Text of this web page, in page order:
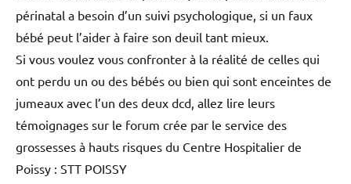
périnatal a besoin d’un suivi psychologique, si un faux
bébé peut l’aider à faire son deuil tant mieux.
Si vous voulez vous confronter à la réalité de celles qui
ont perdu un ou des bébés ou bien qui sont enceintes de
jumeaux avec l’un des deux dcd, allez lire leurs
témoignages sur le forum crée par le service des
grossesses à hauts risques du Centre Hospitalier de
Poissy : STT POISSY